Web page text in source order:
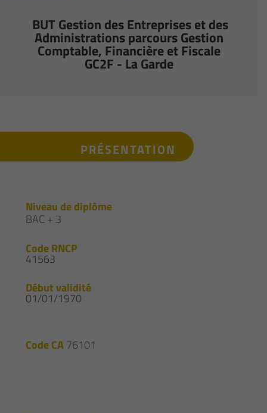
BUT Gestion des Entreprises et des
Administrations parcours Gestion
Comptable, Financière et Fiscale
GC2F - La Garde
PRÉSENTATION
Niveau de diplôme
BAC + 3
Code RNCP
41563
Début validité
01/01/1970
Code CA76101